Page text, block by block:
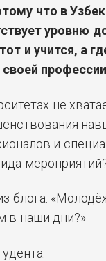
что в
уровню
и учится, а
не
и
блога:
в наши дни?»